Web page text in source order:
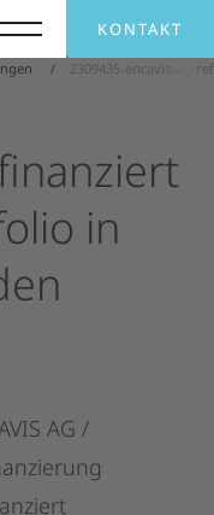
KONTAKT
2309435-encavis-ag-
in
AG /